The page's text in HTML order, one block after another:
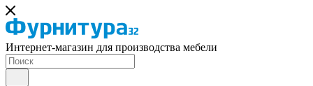
Интернет-магазин для производства мебели